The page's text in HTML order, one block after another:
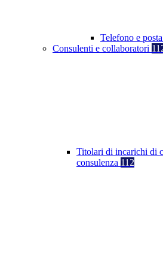
Telefono e
Consulenti e collaboratori
Titolari di incarichi di
consulenza 112